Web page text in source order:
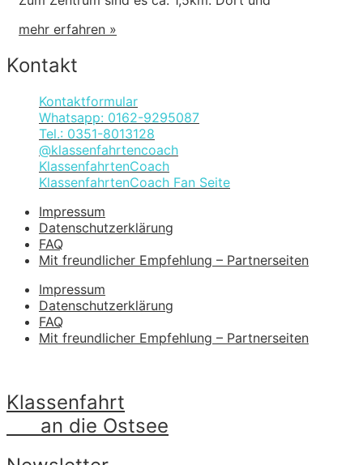
mehr erfahren »
Kontakt
Kontaktformular
Whatsapp: 0162-9295087
Tel.: 0351-8013128
@klassenfahrtencoach
KlassenfahrtenCoach
KlassenfahrtenCoach Fan Seite
Impressum
Datenschutzerklärung
FAQ
Mit freundlicher Empfehlung – Partnerseiten
Impressum
Datenschutzerklärung
FAQ
Mit freundlicher Empfehlung – Partnerseiten
Klassenfahrt
an die Ostsee